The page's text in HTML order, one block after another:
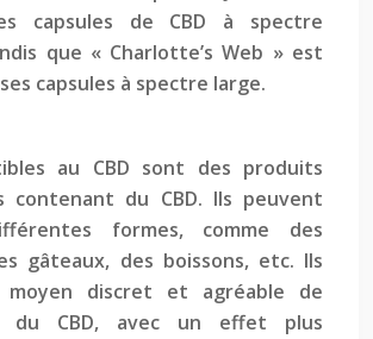
capsules de CBD à spectre
que « Charlotte’s Web » est
capsules à spectre large.
au CBD sont des produits
contenant du CBD. Ils peuvent
formes, comme des
gâteaux, des boissons, etc. Ils
discret et agréable de
du CBD, avec un effet plus